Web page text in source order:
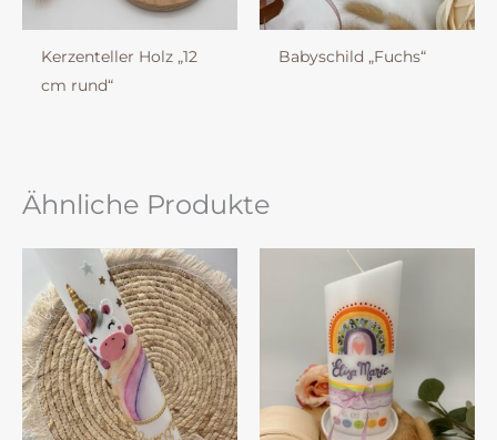
Kerzenteller Holz „12
cm rund“
Babyschild „Fuchs“
Ähnliche Produkte